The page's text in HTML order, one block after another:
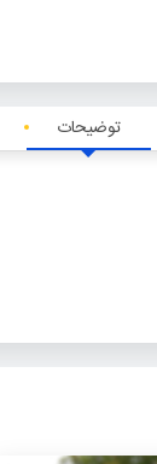
توضیحات